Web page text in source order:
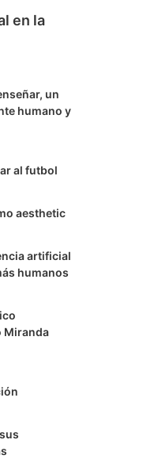
en la
un
humano y
al futbol
aesthetic
artificial
humanos
Miranda